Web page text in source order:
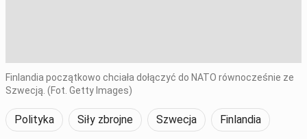
Finlandia początkowo chciała dołączyć do NATO równocześnie ze
Szwecją. (Fot. Getty Images)
Polityka Siły zbrojne Szwecja Finlandia